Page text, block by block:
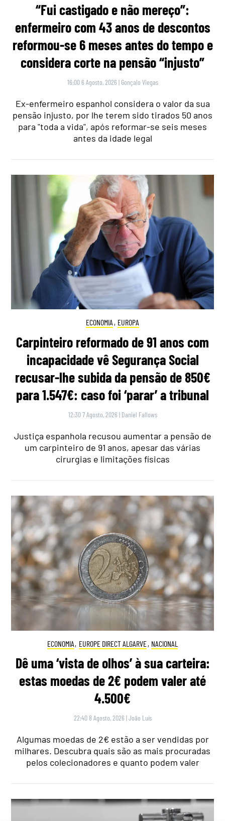
“Fui castigado e não mereço”:
enfermeiro com 43 anos de descontos
reformou-se 6 meses antes do tempo e
considera corte na pensão “injusto”
16:00 6 Agosto, 2026 | Gonçalo Viegas
Ex-enfermeiro espanhol considera o valor da sua
pensão injusto, por lhe terem sido tirados 50 anos
para "toda a vida", após reformar-se seis meses
antes da idade legal
ECONOMIA , EUROPA
Carpinteiro reformado de 91 anos com
incapacidade vê Segurança Social
recusar-lhe subida da pensão de 850€
para 1.547€: caso foi ‘parar’ a tribunal
12:30 7 Agosto, 2026 | Daniel Fallows
Justiça espanhola recusou aumentar a pensão de
um carpinteiro de 91 anos, apesar das várias
cirurgias e limitações físicas
ECONOMIA, EUROPE DIRECT ALGARVE, NACIONAL
Dê uma ‘vista de olhos’ à sua carteira:
estas moedas de 2€ podem valer até
4.500€
22:40 8 Agosto, 2026 |João Luís
Algumas moedas de 2€ estão a ser vendidas por
milhares. Descubra quais são as mais procuradas
pelos colecionadores e quanto podem valer